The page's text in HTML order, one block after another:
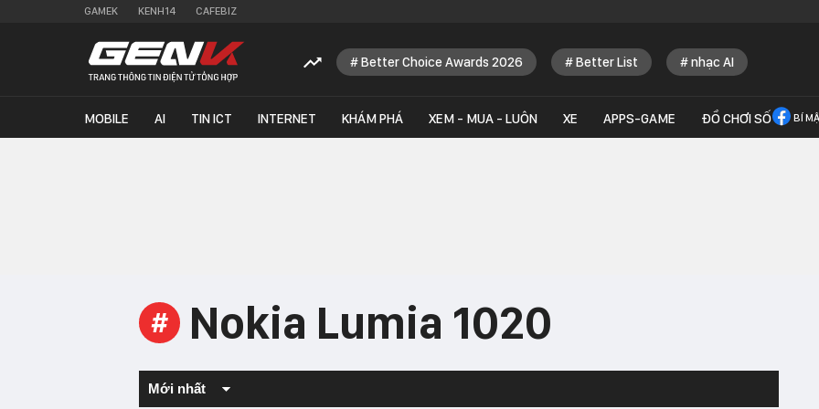
GAMEK KENH14 CAFEBIZ
Better Choice Awards 2026 Better List nhạc AI
MOBILE AI TIN ICT INTERNET KHÁM PHÁ XEM - MUA - LUÔN XE APPS-GAME ĐỒ CHƠI SỐ BÍ
# Nokia Lumia 1020
Mới nhất